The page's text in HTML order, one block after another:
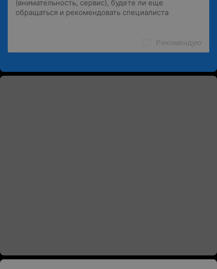
Рекомендую